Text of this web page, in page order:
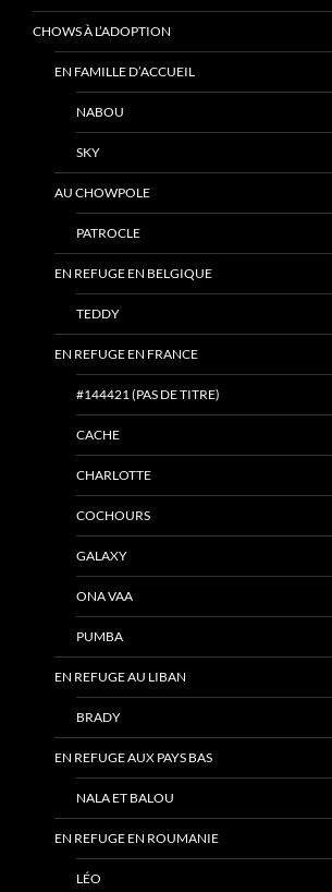
CHOWS À L’ADOPTION
EN FAMILLE D’ACCUEIL
NABOU
SKY
AU CHOWPOLE
PATROCLE
EN REFUGE EN BELGIQUE
TEDDY
EN REFUGE EN FRANCE
#144421 (PAS DE TITRE)
CACHE
CHARLOTTE
COCHOURS
GALAXY
ONA VAA
PUMBA
EN REFUGE AU LIBAN
BRADY
EN REFUGE AUX PAYS BAS
NALA ET BALOU
EN REFUGE EN ROUMANIE
LÉO